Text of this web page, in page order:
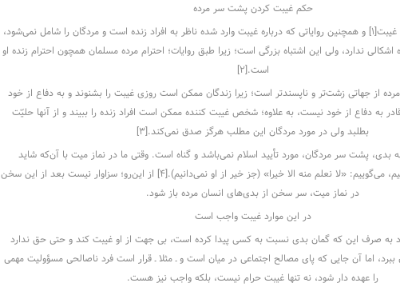
حکم غیبت کردن پشت سر مرده
گاه تصوّر می‌شود که مفهوم غیبت[۱] و همچنین روایاتى که درباره غیبت وارد شده ناظر به افراد زنده است و مردگان را شامل نمی‌شود،
ندارد، ولى این اشتباه بزرگى است؛ زیرا طبق روایات؛ احترام مرده مسلمان همچون احترام زنده او
است.[۲]
از جهاتى زشت‌تر و ناپسندتر است؛ زیرا زندگان ممکن است روزى غیبت را بشنوند و به دفاع از خود
به دفاع از خود نیست، به علاوه؛ شخص غیبت کننده ممکن است افراد زنده را ببیند و از آنها حلیّت
بطلبد ولى در مورد مردگان این مطلب هرگز صدق نمی‌کند.[۳]
بدی، پشت سر مردگان، مورد تأیید اسلام نمی‌باشد و گناه است. وقتی ما در نماز میت با آن‌که شاید
بدی‌هایی را هم از مرده بدانیم، می‌گوییم: «لا نعلم منه الا خیرا» (جز خیر از او نمی‌دانیم).[۴] از این‌رو؛ سزاوار نیست بعد از این سخن
در نماز میت، سر سخن از بدی‌های انسان مرده باز شود.
در این موارد غیبت واجب است
به صرف این که گمان بدى نسبت به کسى پیدا کرده است، بى جهت از او غیبت کند و حتى حق ندارد
اما آن جایى که پاى مصالح اجتماعى در میان است و ـ مثلا ـ قرار است فرد ناصالحى مسؤولیت مهمى
را عهده دار شود، نه تنها غیبت حرام نیست، بلکه واجب نیز هست.